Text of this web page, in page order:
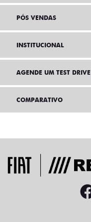
PÓS VENDAS
INSTITUCIONAL
AGENDE UM TEST DRIVE
COMPARATIVO